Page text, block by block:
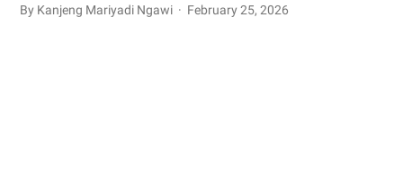
By Kanjeng Mariyadi Ngawi February 25, 2026